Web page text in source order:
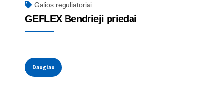
Galios reguliatoriai
GEFLEX Bendrieji priedai
Daugiau